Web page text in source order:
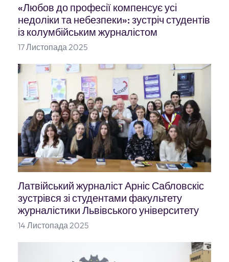
«Любов до професії компенсує усі
недоліки та небезпеки»: зустріч студентів
із колумбійським журналістом
17 Листопада 2025
Латвійський журналіст Арніс Сабловскіс
зустрівся зі студентами факультету
журналістики Львівського університету
14 Листопада 2025